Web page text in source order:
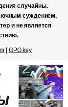
случайны.
суждением,
и не является
| GPG key